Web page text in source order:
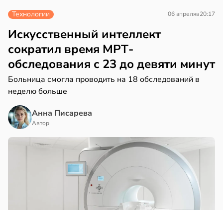
Технологии 06 апреляв20:17
Искусственный интеллект
сократил время МРТ-
обследования с 23 до девяти минут
Больница смогла проводить на 18 обследований в
неделю больше
Анна Писарева
Автор